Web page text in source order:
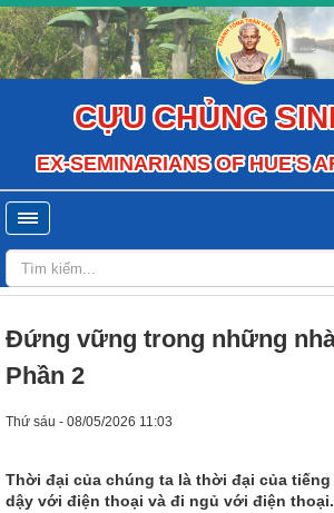
CỰU CHỦNG
EX-SEMINARIANS OF HUE'S
Đứng vững trong những
Phần 2
Thứ sáu - 08/05/2026 11:03
Thời đại của chúng ta là thời đại của
dậy với điện thoại và đi ngủ với điện